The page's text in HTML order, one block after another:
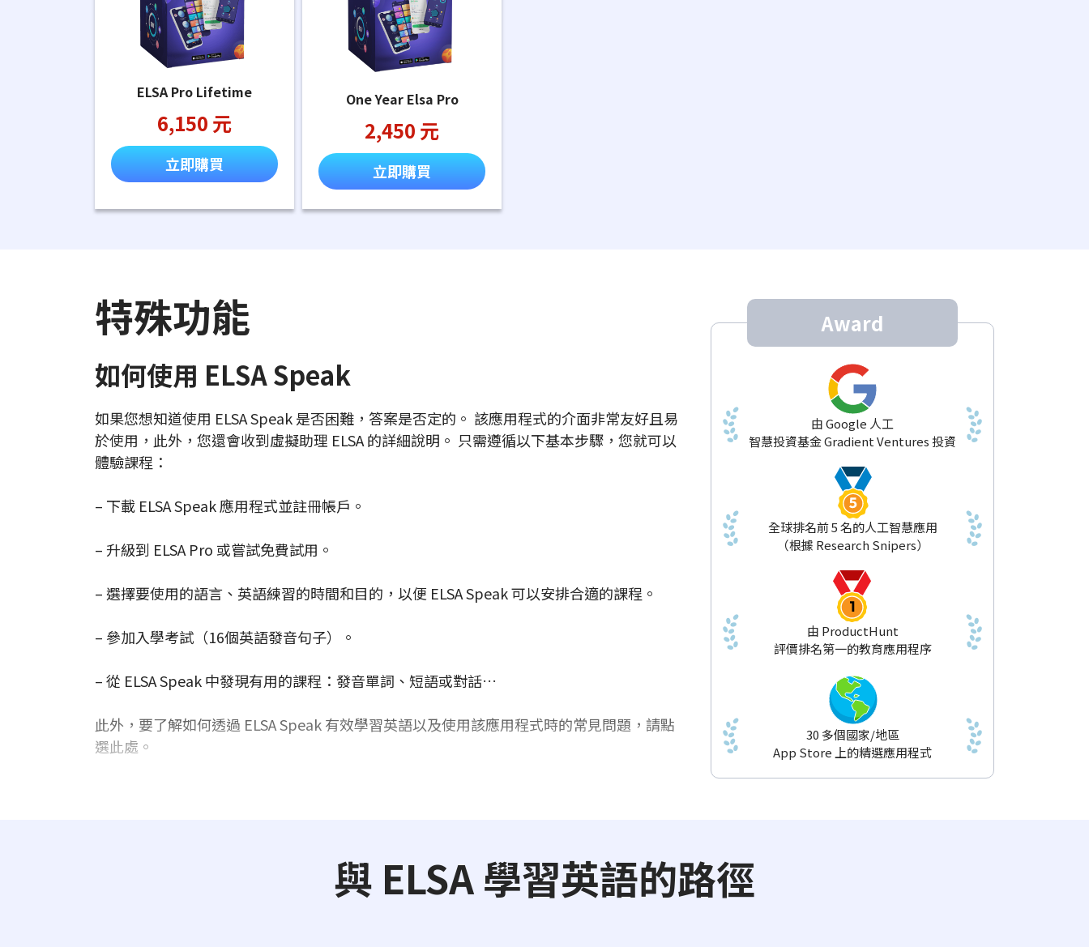
ELSA Pro Lifetime
6,150 元
立即購買
One Year Elsa Pro
2,450 元
立即購買
特殊功能
如何使用 ELSA Speak
如果您想知道使用 ELSA Speak 是否困難，答案是否定的。 該應用程式的介面非常友好且易
於使用，此外，您還會收到虛擬助理 ELSA 的詳細說明。 只需遵循以下基本步驟，您就可以
體驗課程：
– 下載 ELSA Speak 應用程式並註冊帳戶。
– 升級到 ELSA Pro 或嘗試免費試用。
– 選擇要使用的語言、英語練習的時間和目的，以便 ELSA Speak 可以安排合適的課程。
– 參加入學考試（16個英語發音句子）。
– 從 ELSA Speak 中發現有用的課程：發音單詞、短語或對話…
此外，要了解如何透過 ELSA Speak 有效學習英語以及使用該應用程式時的常見問題，請點
選此處。
Award
由 Google 人工
智慧投資基金 Gradient Ventures 投資
全球排名前 5 名的人工智慧應用
（根據 Research Snipers）
由 ProductHunt
評價排名第一的教育應用程序
30 多個國家/地區
App Store 上的精選應用程式
與 ELSA 學習英語的路徑